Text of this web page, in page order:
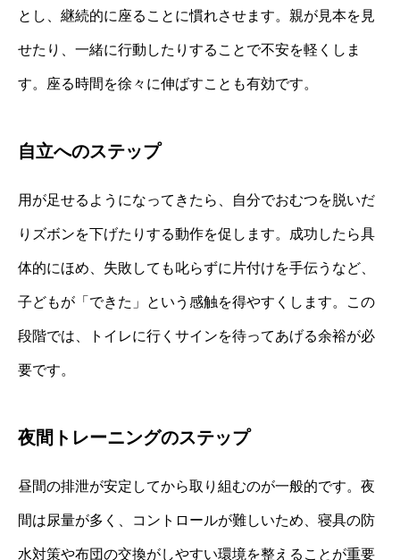
とし、継続的に座ることに慣れさせます。親が見本を見
せたり、一緒に行動したりすることで不安を軽くしま
す。座る時間を徐々に伸ばすことも有効です。
自立へのステップ
用が足せるようになってきたら、自分でおむつを脱いだ
りズボンを下げたりする動作を促します。成功したら具
体的にほめ、失敗しても叱らずに片付けを手伝うなど、
子どもが「できた」という感触を得やすくします。この
段階では、トイレに行くサインを待ってあげる余裕が必
要です。
夜間トレーニングのステップ
昼間の排泄が安定してから取り組むのが一般的です。夜
間は尿量が多く、コントロールが難しいため、寝具の防
水対策や布団の交換がしやすい環境を整えることが重要